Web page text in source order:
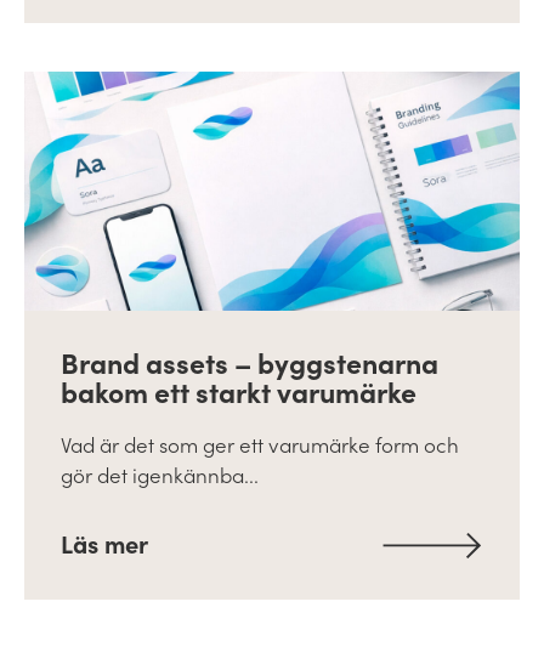
Brand assets – byggstenarna
bakom ett starkt varumärke
Vad är det som ger ett varumärke form och
gör det igenkännba...
Läs mer